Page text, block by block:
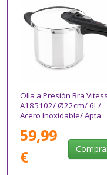
Olla a Presión Bra
A185102/ Ø22cm/ 6L/
Acero Inoxidable/ Apta
59,99
€